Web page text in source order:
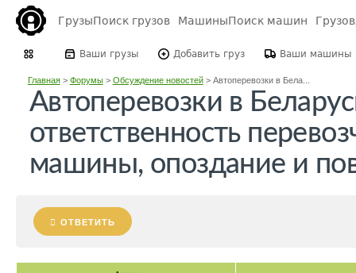
ГрузыПоиск грузов МашиныПоиск машин
Ваши грузы Добавить груз Ваши машины
Главная> Форумы> Обсуждение новостей> Автоперевозки в Бела...
Автоперевозки в
ответственность
машины, опоздание и
ОТВЕТИТЬ